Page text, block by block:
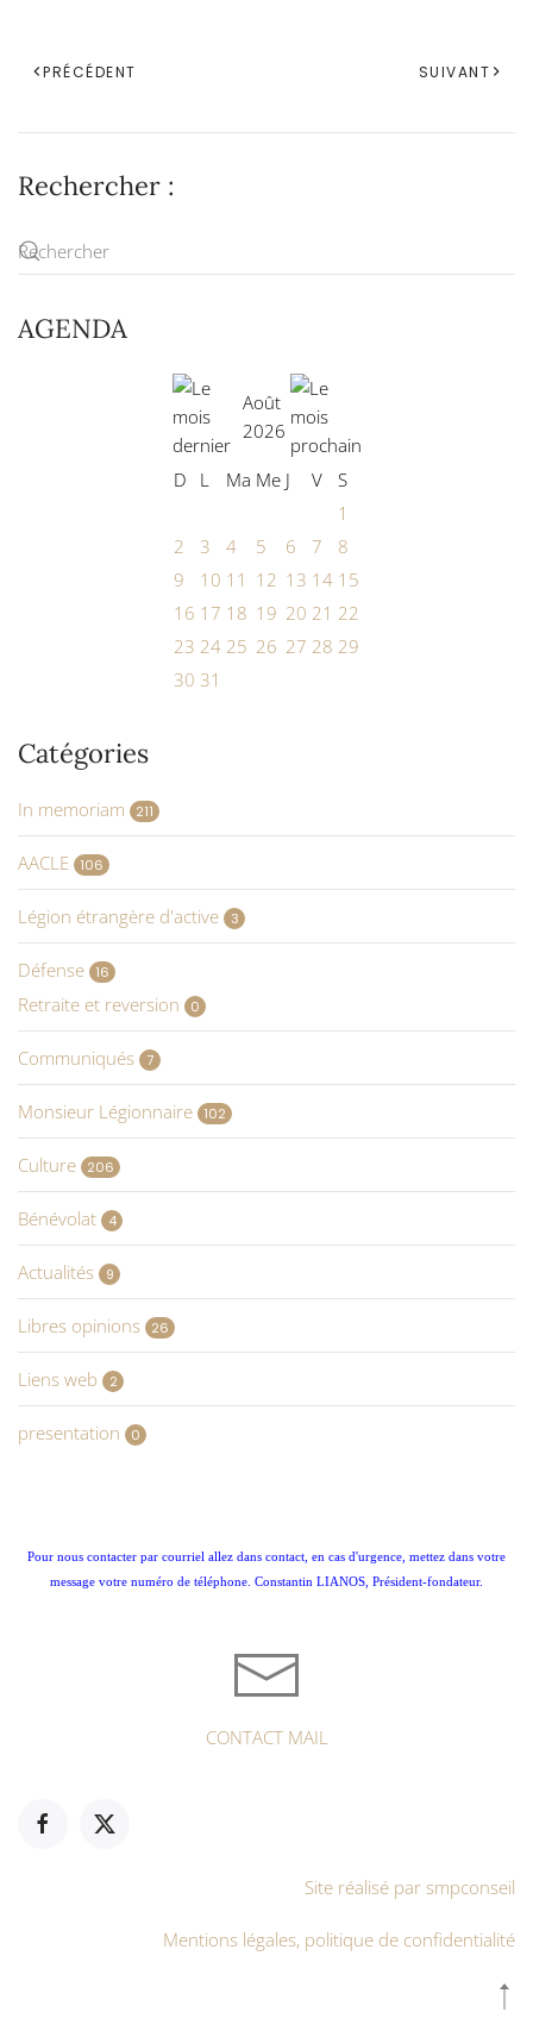
PRÉCÉDENT SUIVANT
Rechercher :
AGENDA
Août
2026
D L Ma Me J V
S
1
2
3 4 5 6 7
8
9
10 11 12 13 14 15
16 17 18 19 20 21 22
23 24 25 26 27 28 29
30 31
Catégories
In memoriam 211
AACLE 106
Légion étrangère d'active 3
Défense 16
Retraite et reversion 0
Communiqués 7
Monsieur Légionnaire 102
Culture 206
Bénévolat 4
Actualités 9
Libres opinions 26
Liens web 2
presentation 0
Pour nous contacter par courriel allez dans contact, en cas d'urgence, mettez dans votre
message votre numéro de téléphone. Constantin LIANOS, Président-fondateur.
CONTACT MAIL
Site réalisé par smpconseil
Mentions légales, politique de confidentialité